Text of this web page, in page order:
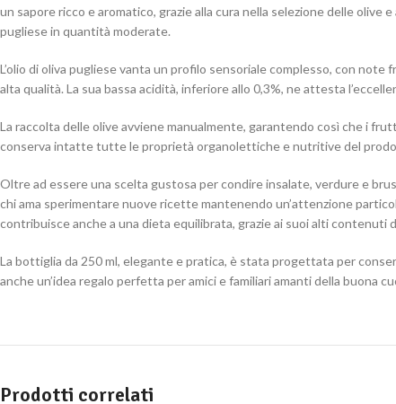
un sapore ricco e aromatico, grazie alla cura nella selezione delle olive
pugliese in quantità moderate.
L’olio di oliva pugliese vanta un profilo sensoriale complesso, con
alta qualità. La sua bassa acidità, inferiore allo 0,3%, ne attesta
La raccolta delle olive avviene manualmente, garantendo così che i
conserva intatte tutte le proprietà organolettiche e nutritive del
Oltre ad essere una scelta gustosa per condire insalate, verdure e
chi ama sperimentare nuove ricette mantenendo un’attenzione
contribuisce anche a una dieta equilibrata, grazie ai suoi alti
La bottiglia da 250 ml, elegante e pratica, è stata progettata per
anche un’idea regalo perfetta per amici e familiari amanti della buona
Prodotti correlati